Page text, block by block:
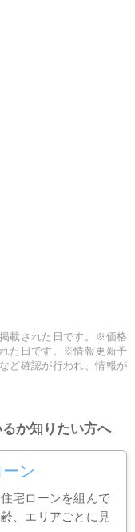
載された日です。※価格
た日です。※情報更新予
ど確認が行われ、情報が
か知りたい方へ
ン
宅ローンを組んで
、エリアごとに見